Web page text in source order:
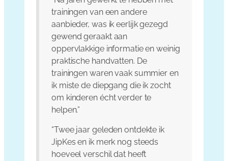
trainingen van een andere
aanbieder, was ik eerlijk gezegd
gewend geraakt aan
oppervlakkige informatie en weinig
praktische handvatten. De
trainingen waren vaak summier en
ik miste de diepgang die ik zocht
om kinderen écht verder te
helpen.”
“Twee jaar geleden ontdekte ik
JipKes en ik merk nog steeds
hoeveel verschil dat heeft